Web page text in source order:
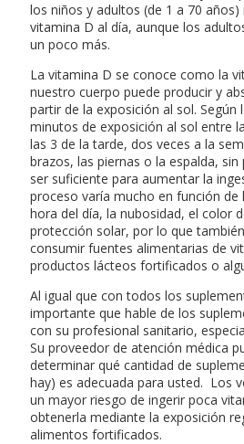
los niños y adultos (de 1 a 70 años)
vitamina D al día, aunque los
un poco más.
La vitamina D se conoce como la
nuestro cuerpo puede producir y
partir de la exposición al sol. Según
minutos de exposición al sol entre
las 3 de la tarde, dos veces a la
brazos, las piernas o la espalda,
ser suficiente para aumentar la
proceso varía mucho en función de
hora del día, la nubosidad, el color
protección solar, por lo que
consumir fuentes alimentarias de
productos lácteos fortificados o
Al igual que con todos los
importante que hable de los
con su profesional sanitario,
Su proveedor de atención médica
determinar qué cantidad de
hay) es adecuada para usted. Los
un mayor riesgo de ingerir poca
obtenerla mediante la exposición
alimentos fortificados.